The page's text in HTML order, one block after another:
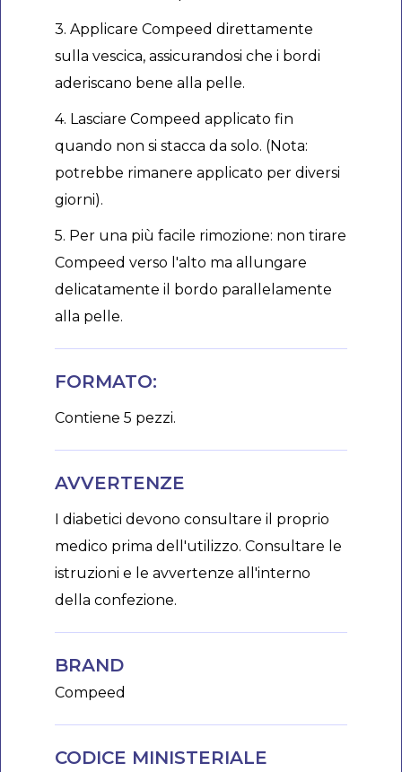
3. Applicare Compeed direttamente
sulla vescica, assicurandosi che i bordi
aderiscano bene alla pelle.
4. Lasciare Compeed applicato fin
quando non si stacca da solo. (Nota:
potrebbe rimanere applicato per diversi
giorni).
5. Per una più facile rimozione: non tirare
Compeed verso l'alto ma allungare
delicatamente il bordo parallelamente
alla pelle.
FORMATO:
Contiene 5 pezzi.
AVVERTENZE
I diabetici devono consultare il proprio
medico prima dell'utilizzo. Consultare le
istruzioni e le avvertenze all'interno
della confezione.
BRAND
Compeed
CODICE MINISTERIALE